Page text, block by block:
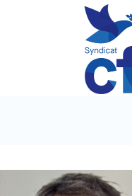
Panneau de gestion des